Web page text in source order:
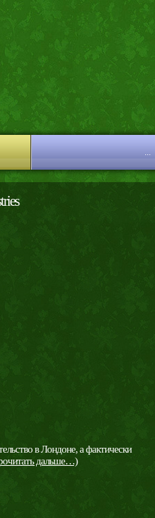
в Лондоне, а фактически
дальше…)